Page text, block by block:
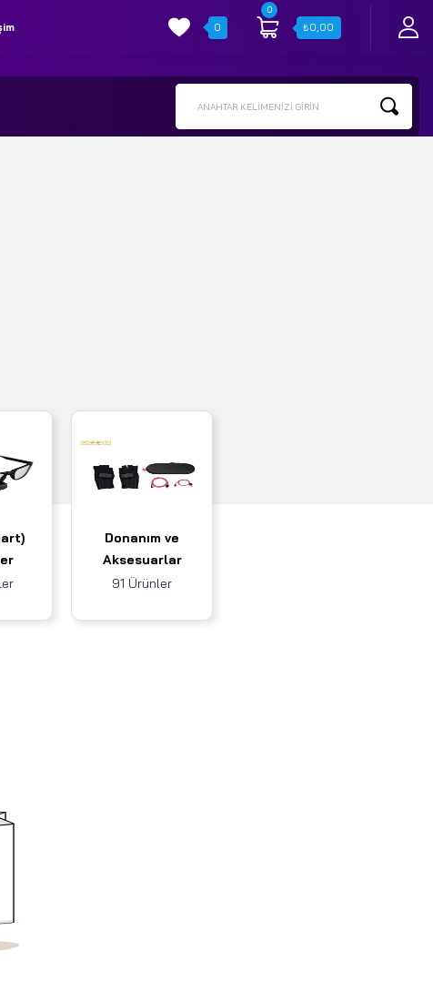
ANAHTAR KELIMENIZI GIRIN
0
0
₺0,00
Donanım ve
Aksesuarlar
91 Ürünler